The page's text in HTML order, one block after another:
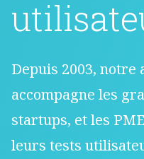
Depuis 2003,
accompagne les
startups, et les
leurs tests